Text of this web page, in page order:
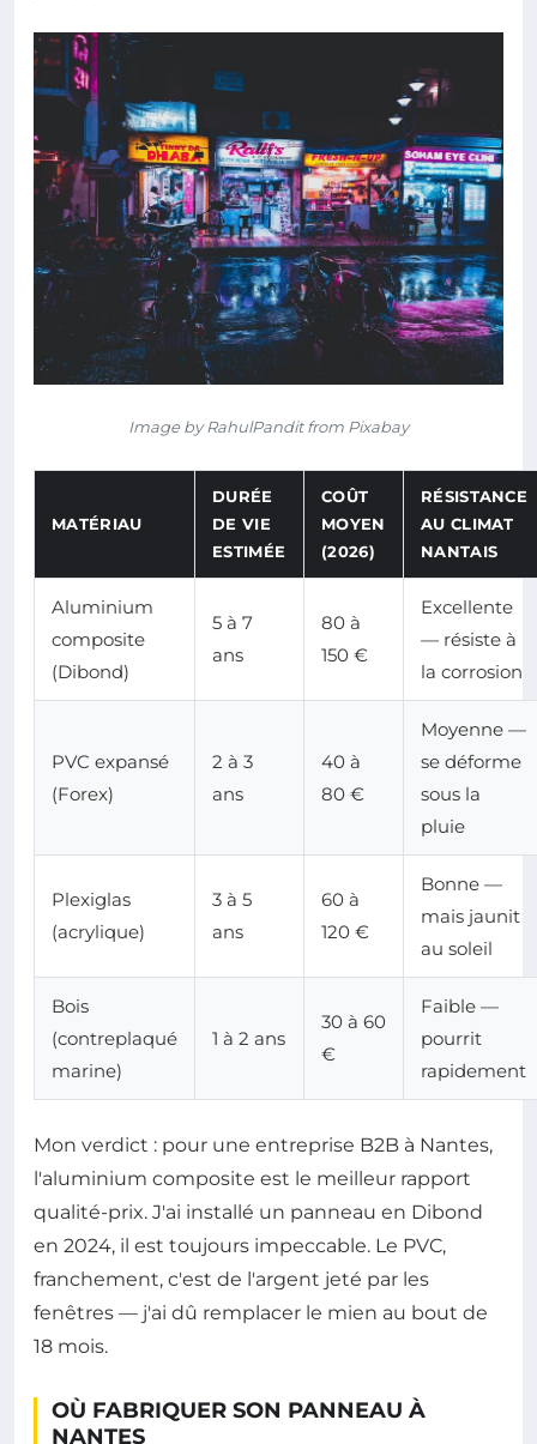
Image by RahulPandit from Pixabay
MATÉRIAU
DURÉE
DE VIE
ESTIMÉE
COÛT
MOYEN
(2026)
RÉSISTANCE
AU CLIMAT
NANTAIS
Aluminium
composite
(Dibond)
5 à 7
ans
80 à
150 €
Excellente
— résiste à
la corrosion
PVC expansé
(Forex)
2 à 3
ans
40 à
80 €
Moyenne —
se déforme
sous la
pluie
Plexiglas
(acrylique)
3 à 5
ans
60 à
120 €
Bonne —
mais jaunit
au soleil
Bois
(contreplaqué
marine)
1 à 2 ans
30 à 60
€
Faible —
pourrit
rapidement
Mon verdict : pour une entreprise B2B à Nantes,
l'aluminium composite est le meilleur rapport
qualité-prix. J'ai installé un panneau en Dibond
en 2024, il est toujours impeccable. Le PVC,
franchement, c'est de l'argent jeté par les
fenêtres — j'ai dû remplacer le mien au bout de
18 mois.
OÙ FABRIQUER SON PANNEAU À
NANTES